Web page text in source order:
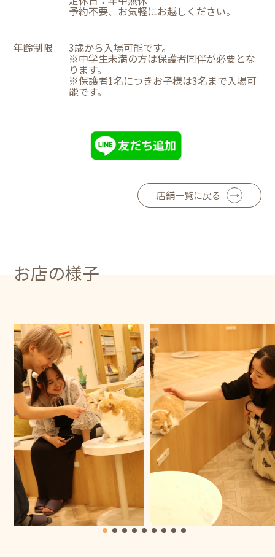
予約不要、お気軽にお越しください。
年齢制限 3歳から入場可能です。
※中学生未満の方は保護者同伴が必要とな
ります。
※保護者1名につきお子様は3名まで入場可
能です。
店舗一覧に戻る
お店の様子